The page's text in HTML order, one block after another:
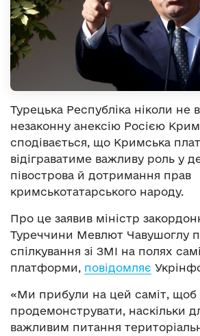
Турецька Республіка ніколи не
незаконну анексію Росією
сподівається, що Кримська
відіграватиме важливу роль у
півострова й дотримання прав
кримськотатарського народу.
Про це заявив міністр
Туреччини Мевлют Чавушоглу
спілкування зі ЗМІ на полях
платформи, повідомляє
«Ми прибули на цей саміт, щоб
продемонструвати, наскільки
важливим питання